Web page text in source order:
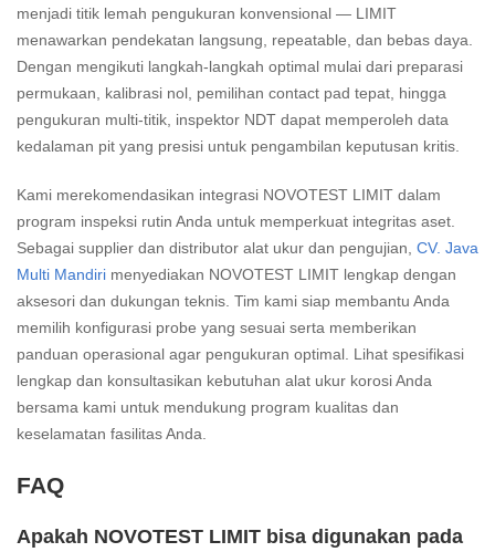
menjadi titik lemah pengukuran konvensional — LIMIT
menawarkan pendekatan langsung, repeatable, dan bebas daya.
Dengan mengikuti langkah-langkah optimal mulai dari preparasi
permukaan, kalibrasi nol, pemilihan contact pad tepat, hingga
pengukuran multi-titik, inspektor NDT dapat memperoleh data
kedalaman pit yang presisi untuk pengambilan keputusan kritis.
Kami merekomendasikan integrasi NOVOTEST LIMIT dalam
program inspeksi rutin Anda untuk memperkuat integritas aset.
Sebagai supplier dan distributor alat ukur dan pengujian, CV. Java
Multi Mandiri menyediakan NOVOTEST LIMIT lengkap dengan
aksesori dan dukungan teknis. Tim kami siap membantu Anda
memilih konfigurasi probe yang sesuai serta memberikan
panduan operasional agar pengukuran optimal. Lihat spesifikasi
lengkap dan konsultasikan kebutuhan alat ukur korosi Anda
bersama kami untuk mendukung program kualitas dan
keselamatan fasilitas Anda.
FAQ
Apakah NOVOTEST LIMIT bisa digunakan pada